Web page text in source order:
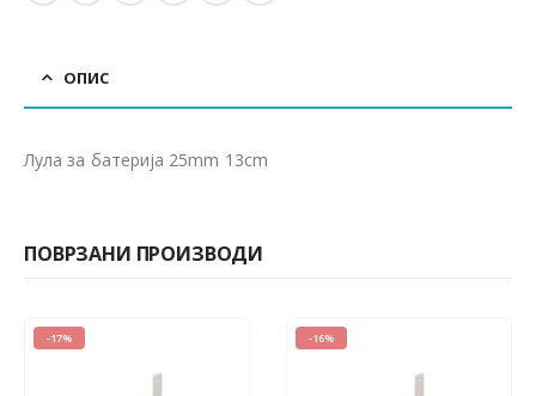
ОПИС
Лула за батерија 25mm 13cm
ПОВРЗАНИ ПРОИЗВОДИ